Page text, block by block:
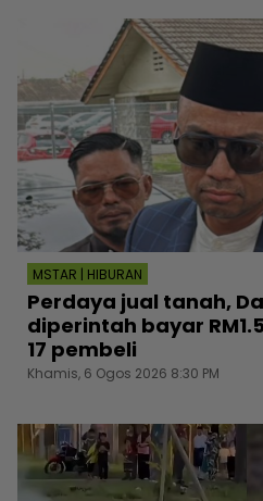
MSTAR | HIBURAN
Perdaya jual tanah,
diperintah bayar
17 pembeli
Khamis, 6 Ogos 2026 8:30 PM